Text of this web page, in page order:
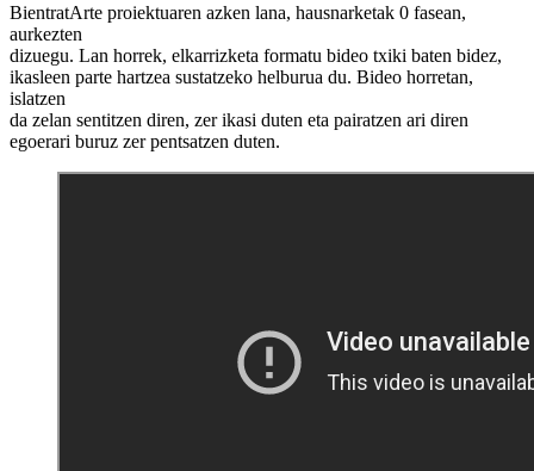
BientratArte proiektuaren azken lana, hausnarketak 0 fasean,
aurkezten
dizuegu. Lan horrek, elkarrizketa formatu bideo txiki baten bidez,
ikasleen parte hartzea sustatzeko helburua du. Bideo horretan,
islatzen
da zelan sentitzen diren, zer ikasi duten eta pairatzen ari diren
egoerari buruz zer pentsatzen duten.